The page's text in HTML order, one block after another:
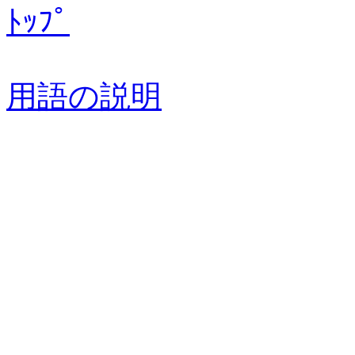
ﾄｯﾌﾟ
用語の説明